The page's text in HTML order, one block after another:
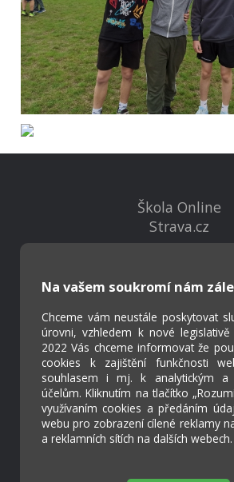
Na vašem soukromí nám
Chceme vám neustále poskytovat
úrovni, vzhledem k nové
2022 Vás chceme informovat že
cookies k zajištění funkčnosti
souhlasem i mj. k analytickým a
účelům. Kliknutím na tlačítko
využívaním cookies a předáním
webu pro zobrazení cílené reklamy
a reklamních sítích na dalších webech.
Škola Online
Strava.cz
Kontakty
Projekty
Virtuální
Cookies
Přístupnost
Přihlášení